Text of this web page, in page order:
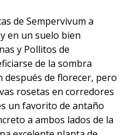
de Sempervivum a
en un suelo bien
y Pollitos de
de la sombra
después de florecer, pero
rosetas en corredores
un favorito de antaño
a ambos lados de la